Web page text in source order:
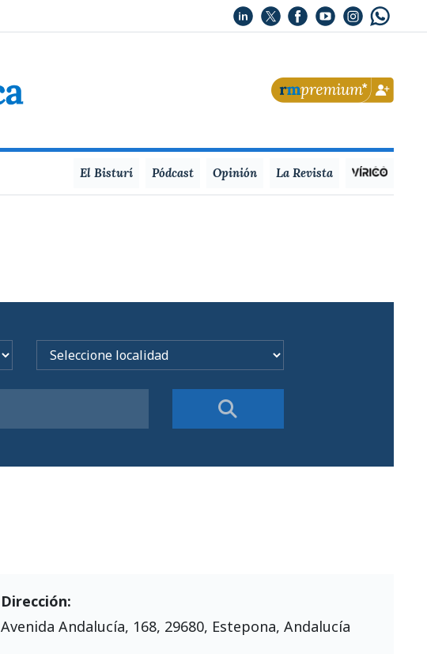
El Bisturí Pódcast Opinión La Revista
Dirección:
Avenida Andalucía, 168, 29680, Estepona, Andalucía